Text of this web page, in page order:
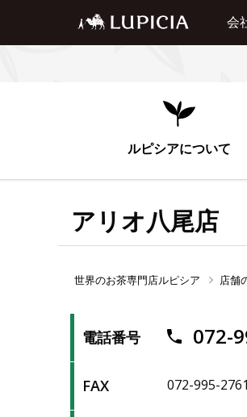
会
ルピシアについて
アリオ八尾店
世界のお茶専門店ルピシア 店舗
電話番号 072-
FAX 072-995-2761